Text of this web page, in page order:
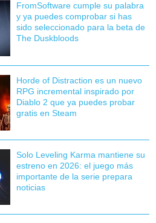
FromSoftware cumple su palabra
y ya puedes comprobar si has
sido seleccionado para la beta de
The Duskbloods
Horde of Distraction es un nuevo
RPG incremental inspirado por
Diablo 2 que ya puedes probar
gratis en Steam
Solo Leveling Karma mantiene su
estreno en 2026: el juego más
importante de la serie prepara
noticias